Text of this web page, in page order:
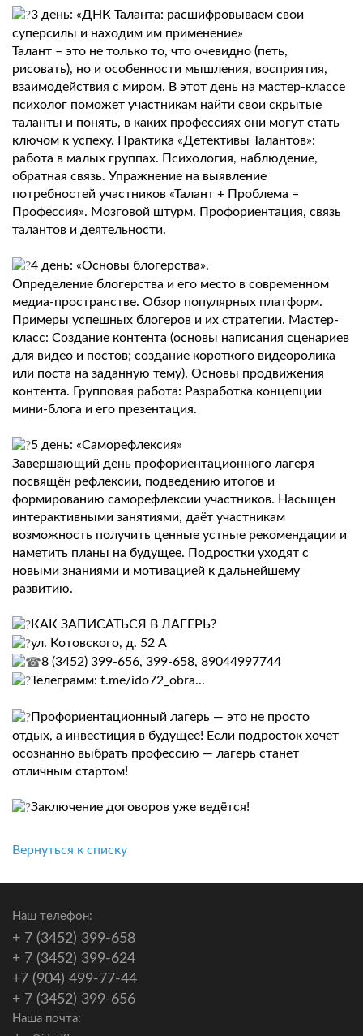
3 день: «ДНК Таланта: расшифровываем свои
суперсилы и находим им применение»
Талант – это не только то, что очевидно (петь,
рисовать), но и особенности мышления, восприятия,
взаимодействия с миром. В этот день на мастер-классе
психолог поможет участникам найти свои скрытые
таланты и понять, в каких профессиях они могут стать
ключом к успеху. Практика «Детективы Талантов»:
работа в малых группах. Психология, наблюдение,
обратная связь. Упражнение на выявление
потребностей участников «Талант + Проблема =
Профессия». Мозговой штурм. Профориентация, связь
талантов и деятельности.
4 день: «Основы блогерства».
Определение блогерства и его место в современном
медиа-пространстве. Обзор популярных платформ.
Примеры успешных блогеров и их стратегии. Мастер-
класс: Создание контента (основы написания сценариев
для видео и постов; создание короткого видеоролика
или поста на заданную тему). Основы продвижения
контента. Групповая работа: Разработка концепции
мини-блога и его презентация.
5 день: «Саморефлексия»
Завершающий день профориентационного лагеря
посвящён рефлексии, подведению итогов и
формированию саморефлексии участников. Насыщен
интерактивными занятиями, даёт участникам
возможность получить ценные устные рекомендации и
наметить планы на будущее. Подростки уходят с
новыми знаниями и мотивацией к дальнейшему
развитию.
КАК ЗАПИСАТЬСЯ В ЛАГЕРЬ?
ул. Котовского, д. 52 А
8 (3452) 399-656, 399-658, 89044997744
Телеграмм: t.me/ido72_obra...
Профориентационный лагерь — это не просто
отдых, а инвестиция в будущее! Если подросток хочет
осознанно выбрать профессию — лагерь станет
отличным стартом!
Заключение договоров уже ведётся!
Вернуться к списку
Наш телефон:
+ 7 (3452) 399-658
+ 7 (3452) 399-624
+7 (904) 499-77-44
+ 7 (3452) 399-656
Наша почта: